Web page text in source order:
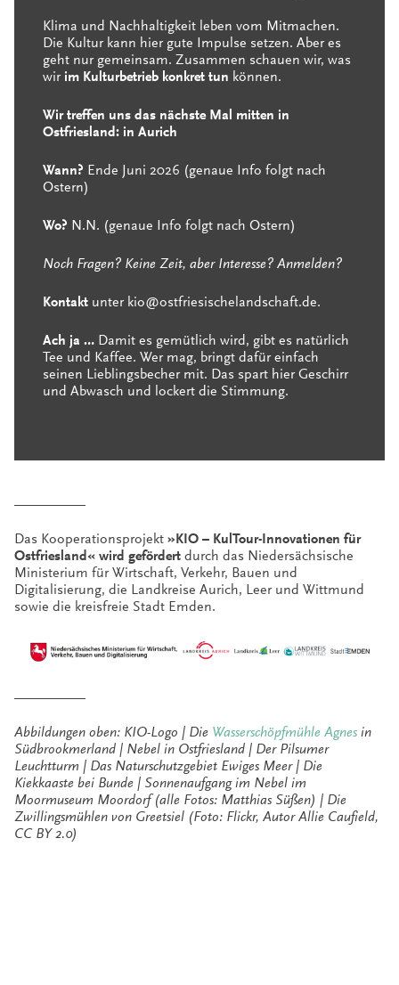
Klima und Nachhaltigkeit leben vom Mitmachen.
Die Kultur kann hier gute Impulse setzen. Aber es
geht nur gemeinsam. Zusammen schauen wir, was
wir im Kulturbetrieb konkret tun können.
Wir treffen uns das nächste Mal mitten in
Ostfriesland: in Aurich
Wann? Ende Juni 2026 (genaue Info folgt nach
Ostern)
Wo? N.N. (genaue Info folgt nach Ostern)
Noch Fragen? Keine Zeit, aber Interesse? Anmelden?
Kontakt unter kio@ostfriesischelandschaft.de.
Ach ja … Damit es gemütlich wird, gibt es natürlich
Tee und Kaffee. Wer mag, bringt dafür einfach
seinen Lieblingsbecher mit. Das spart hier Geschirr
und Abwasch und lockert die Stimmung.
Das Kooperationsprojekt »KIO – KulTour-Innovationen für
Ostfriesland« wird gefördert durch das Niedersächsische
Ministerium für Wirtschaft, Verkehr, Bauen und
Digitalisierung, die Landkreise Aurich, Leer und Wittmund
sowie die kreisfreie Stadt Emden.
Abbildungen oben: KIO-Logo | Die Wasserschöpfmühle Agnes in
Südbrookmerland | Nebel in Ostfriesland | Der Pilsumer
Leuchtturm | Das Naturschutzgebiet Ewiges Meer | Die
Kiekkaaste bei Bunde | Sonnenaufgang im Nebel im
Moormuseum Moordorf (alle Fotos: Matthias Süßen) | Die
Zwillingsmühlen von Greetsiel (Foto: Flickr, Autor Allie Caufield,
CC BY 2.0)